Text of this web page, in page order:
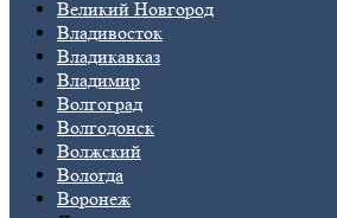
Великий Новгород
Владивосток
Владикавказ
Владимир
Волгоград
Волгодонск
Волжский
Вологда
Воронеж